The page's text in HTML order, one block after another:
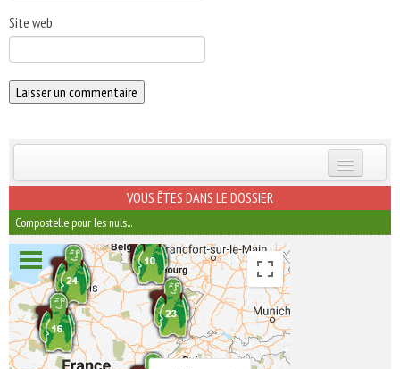
Site web
INSCRIVEZ-VOUS | ABONNEZ-VOUS
VOUS ÊTES DANS LE DOSSIER
Compostelle pour les nuls...